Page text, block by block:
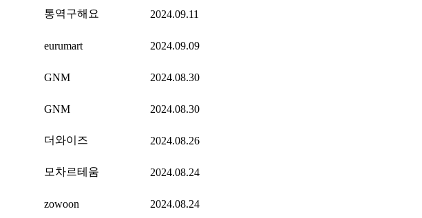
통역구해요 2024.09.11
eurumart 2024.09.09
GNM 2024.08.30
GNM 2024.08.30
더와이즈 2024.08.26
모차르테움 2024.08.24
zowoon 2024.08.24